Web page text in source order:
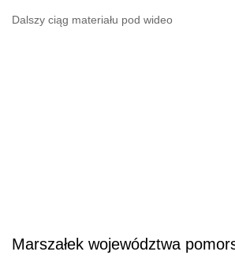
Dalszy ciąg materiału pod wideo
Marszałek województwa